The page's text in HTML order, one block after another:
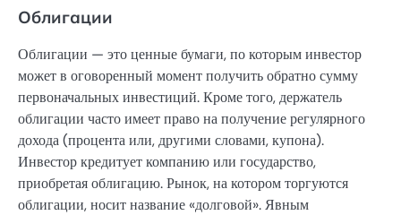
Облигации
Облигации — это ценные бумаги, по которым инвестор
может в оговоренный момент получить обратно сумму
первоначальных инвестиций. Кроме того, держатель
облигации часто имеет право на получение регулярного
дохода (процента или, другими словами, купона).
Инвестор кредитует компанию или государство,
приобретая облигацию. Рынок, на котором торгуются
облигации, носит название «долговой». Явным